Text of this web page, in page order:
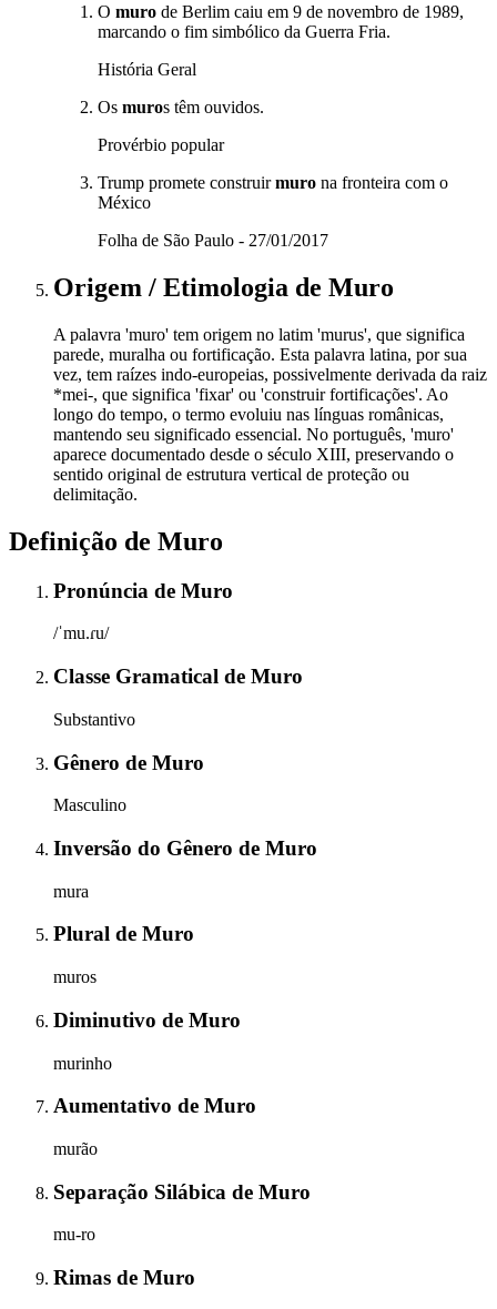
O muro de Berlim caiu em 9 de novembro de 1989,
marcando o fim simbólico da Guerra Fria.
História Geral
Os muros têm ouvidos.
Provérbio popular
Trump promete construirmuro na fronteira com o
México
Folha de São Paulo - 27/01/2017
Origem / Etimologia de Muro
A palavra 'muro' tem origem no latim 'murus', que significa
parede, muralha ou fortificação. Esta palavra latina, por sua
vez, tem raízes indo-europeias, possivelmente derivada da raiz
*mei-, que significa 'fixar' ou 'construir fortificações'. Ao
longo do tempo, o termo evoluiu nas línguas românicas,
mantendo seu significado essencial. No português, 'muro'
aparece documentado desde o século XIII, preservando o
sentido original de estrutura vertical de proteção ou
delimitação.
Definição de Muro
Pronúncia de Muro
/ˈmu.ɾu/
Classe Gramatical de Muro
Substantivo
Gênero de Muro
Masculino
Inversão do Gênero de Muro
mura
Plural de Muro
muros
Diminutivo de Muro
murinho
Aumentativo de Muro
murão
Separação Silábica de Muro
mu-ro
Rimas de Muro